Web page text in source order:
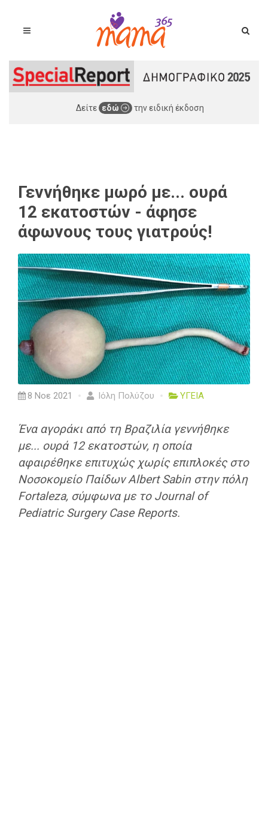
Δείτε εδώ την ειδική έκδοση
Γεννήθηκε μωρό με... ουρά
12 εκατοστών - άφησε
άφωνους τους γιατρούς!
8 Νοε 2021 Ιόλη Πολύζου ΥΓΕΙΑ
Ένα αγοράκι από τη Βραζιλία γεννήθηκε
με... ουρά 12 εκατοστών, η οποία
αφαιρέθηκε επιτυχώς χωρίς επιπλοκές στο
Νοσοκομείο Παίδων Albert Sabin στην πόλη
Fortaleza, σύμφωνα με το Journal of
Pediatric Surgery Case Reports.